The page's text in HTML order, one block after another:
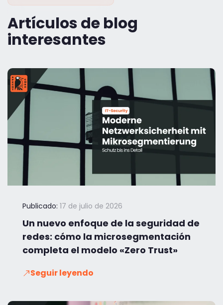
Artículos de blog
interesantes
Publicado: 17 de julio de 2026
Un nuevo enfoque de la seguridad de
redes: cómo la microsegmentación
completa el modelo «Zero Trust»
Seguir leyendo